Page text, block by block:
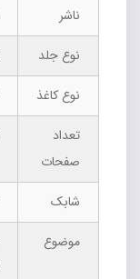
ناشر
نوع جلد
نوع کاغذ
تعداد
صفحات
شابک
موضوع